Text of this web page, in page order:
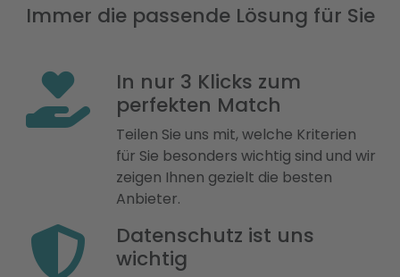
Immer die passende Lösung für Sie
In nur 3 Klicks zum
perfekten Match
Teilen Sie uns mit, welche Kriterien
für Sie besonders wichtig sind und wir
zeigen Ihnen gezielt die besten
Anbieter.
Datenschutz ist uns
wichtig